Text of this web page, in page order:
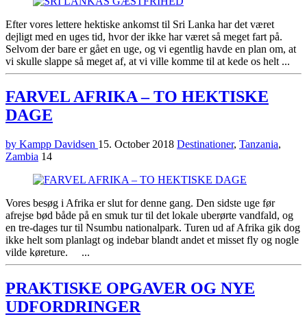
Efter vores lettere hektiske ankomst til Sri Lanka har det været
dejligt med en uges tid, hvor der ikke har været så meget fart på.
Selvom der bare er gået en uge, og vi egentlig havde en plan om, at
vi skulle slappe så meget af, at vi ville komme til at kede os helt ...
FARVEL AFRIKA – TO HEKTISKE
DAGE
by Kampp Davidsen 15. October 2018 Destinationer, Tanzania,
Zambia 14
Vores besøg i Afrika er slut for denne gang. Den sidste uge før
afrejse bød både på en smuk tur til det lokale uberørte vandfald, og
en tre-dages tur til Nsumbu nationalpark. Turen ud af Afrika gik dog
ikke helt som planlagt og indebar blandt andet et misset fly og nogle
vilde køreture. ...
PRAKTISKE OPGAVER OG NYE
UDFORDRINGER